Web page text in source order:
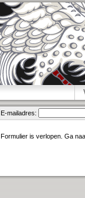
E-mailadres:
Formulier is verlopen. Ga